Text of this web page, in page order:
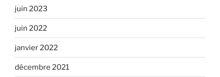
juin 2023
juin 2022
janvier 2022
décembre 2021